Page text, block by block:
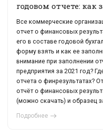
годовом отчете: как
Все коммерческие
отчет о финансовых
его в составе годовой
форму взять и как ее
внимание при заполнении
предприятия за 2021 год?
отчета о финрезультатах?
отчёт о финансовых
(можно скачать) и образец
Подробнее